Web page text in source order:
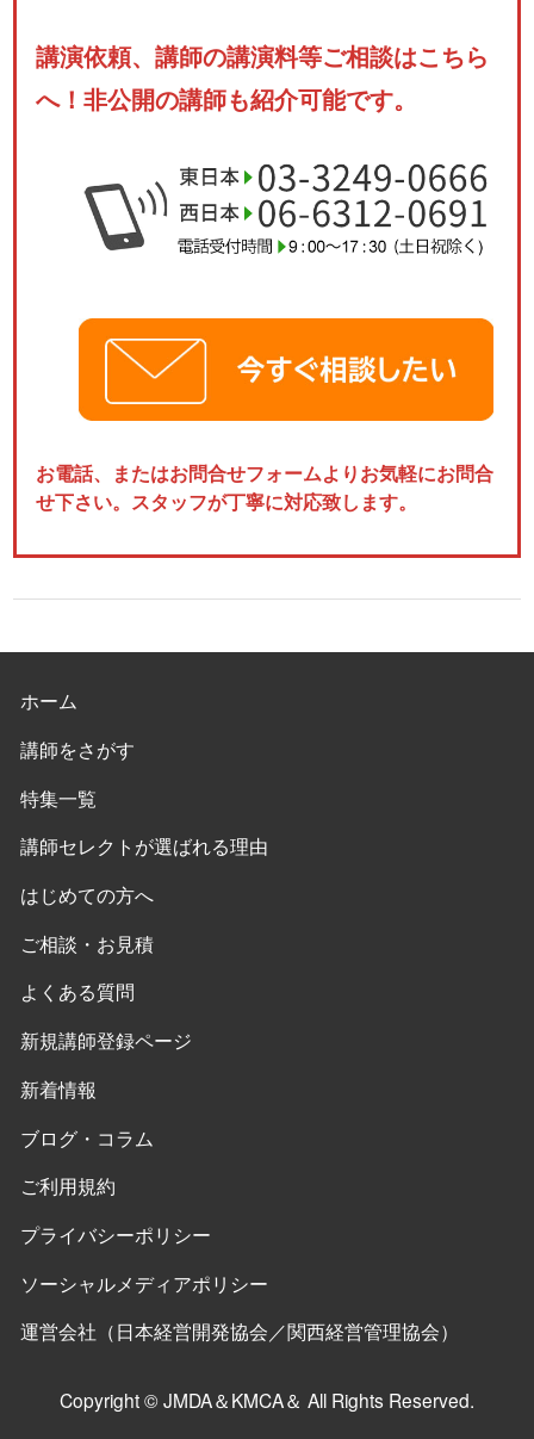
講演依頼、講師の講演料等ご相談はこちら
へ！非公開の講師も紹介可能です。
お電話、またはお問合せフォームよりお気軽にお問合
せ下さい。スタッフが丁寧に対応致します。
ホーム
講師をさがす
特集一覧
講師セレクトが選ばれる理由
はじめての方へ
ご相談・お見積
よくある質問
新規講師登録ページ
新着情報
ブログ・コラム
ご利用規約
プライバシーポリシー
ソーシャルメディアポリシー
運営会社（日本経営開発協会／関西経営管理協会）
Copyright © JMDA＆KMCA＆ All Rights Reserved.